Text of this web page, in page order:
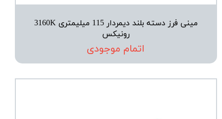
مینی فرز دسته بلند دیمردار 115 میلیمتری 3160K
رونیکس
اتمام موجودی